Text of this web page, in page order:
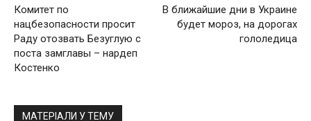
Комитет по
нацбезопасности просит
Раду отозвать Безуглую с
поста замглавы – нардеп
Костенко
В ближайшие дни в Украине
будет мороз, на дорогах
гололедица
МАТЕРІАЛИ У ТЕМУ